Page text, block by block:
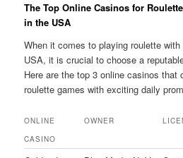
The Top Online Casinos for
in the USA
When it comes to playing roulette
USA, it is crucial to choose a
Here are the top 3 online casinos that
roulette games with exciting daily
ONLINE
CASINO
OWNER